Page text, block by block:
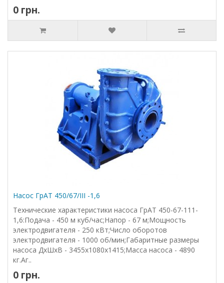
0 грн.
Насос ГрАТ 450/67/III -1,6
Технические характеристики насоса ГрАТ 450-67-111-
1,6:Подача - 450 м куб/час;Напор - 67 м;Мощность
электродвигателя - 250 кВт;Число оборотов
электродвигателя - 1000 об/мин;Габаритные размеры
насоса ДхШхВ - 3455х1080х1415;Масса насоса - 4890
кг.Аг..
0 грн.